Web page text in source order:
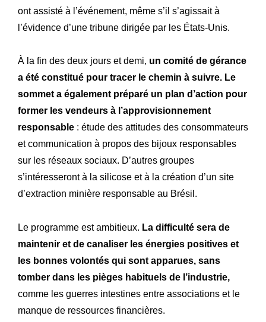
ont assisté à l’événement, même s’il s’agissait à
l’évidence d’une tribune dirigée par les États-Unis.
À la fin des deux jours et demi, un comité de gérance
a été constitué pour tracer le chemin à suivre. Le
sommet a également préparé un plan d’action pour
former les vendeurs à l’approvisionnement
responsable : étude des attitudes des consommateurs
et communication à propos des bijoux responsables
sur les réseaux sociaux. D’autres groupes
s’intéresseront à la silicose et à la création d’un site
d’extraction minière responsable au Brésil.
Le programme est ambitieux. La difficulté sera de
maintenir et de canaliser les énergies positives et
les bonnes volontés qui sont apparues, sans
tomber dans les pièges habituels de l’industrie,
comme les guerres intestines entre associations et le
manque de ressources financières.